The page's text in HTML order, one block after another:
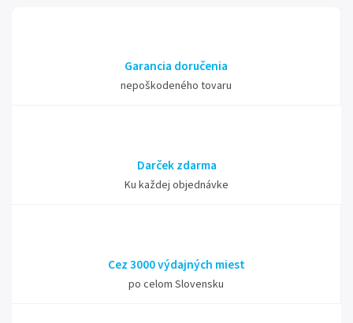
Garancia doručenia
nepoškodeného tovaru
Darček zdarma
Ku každej objednávke
Cez 3000 výdajných miest
po celom Slovensku